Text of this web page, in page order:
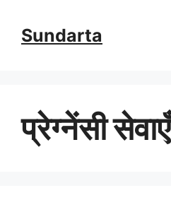
Sundarta
प्रेग्नेंसी सेवाएँ